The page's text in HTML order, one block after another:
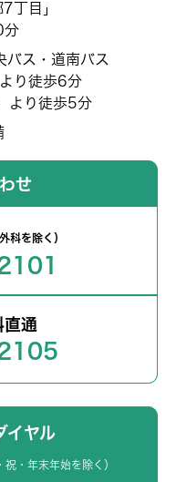
丁目」
分
バス・道南バス
り徒歩6分
より徒歩5分
せ
科を除く）
直通
イヤル
・年末年始を除く）